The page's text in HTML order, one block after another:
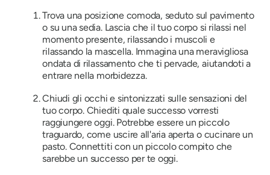
Trova una posizione comoda, seduto sul pavimento
o su una sedia. Lascia che il tuo corpo si rilassi nel
momento presente, rilassando i muscoli e
rilassando la mascella. Immagina una meravigliosa
ondata di rilassamento che ti pervade, aiutandoti a
entrare nella morbidezza.
Chiudi gli occhi e sintonizzati sulle sensazioni del
tuo corpo. Chiediti quale successo vorresti
raggiungere oggi. Potrebbe essere un piccolo
traguardo, come uscire all'aria aperta o cucinare un
pasto. Connettiti con un piccolo compito che
sarebbe un successo per te oggi.